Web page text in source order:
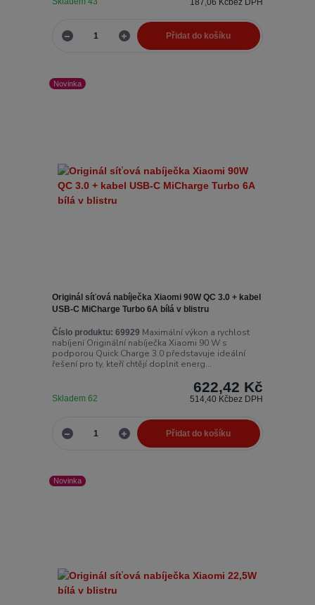
Přidat do košíku
Novinka
Originál síťová nabíječka Xiaomi 90W QC 3.0 + kabel
USB-C MiCharge Turbo 6A bílá v blistru
Číslo produktu: 69929 Maximální výkon a rychlost
nabíjení Originální nabíječka Xiaomi 90 W s
podporou Quick Charge 3.0 představuje ideální
řešení pro ty, kteří chtějí doplnit energ...
622,42 Kč
514,40 Kčbez DPH
Skladem 62
Přidat do košíku
Novinka